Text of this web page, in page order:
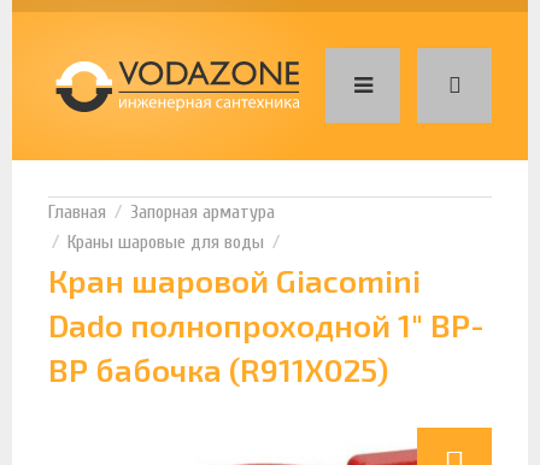
Запорная арматура
Краны шаровые для воды
Кран шаровой Giacomini
Dado полнопроходной 1" ВР-
ВР бабочка (R911X025)